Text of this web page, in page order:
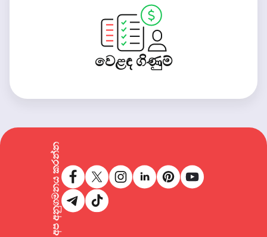
වෙළඳ ගිණුම්
අප අනුගමනය කරන්න